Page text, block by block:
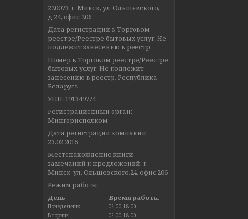
220073, г. Минск, ул. Ольшевского,
д.24, офис 206
Дата регистрации в Торговом
реестре/Реестре бытовых услуг: Не
подлежит занесению в реестр
Номер в Торговом реестре/Реестре
бытовых услуг: Не подлежит
занесению в реестр, Республика
Беларусь
УНП: 191349774
Регистрационный орган:
Мингорисполком
Дата регистрации компании:
23.02.2015
Местонахождение книги
замечаний и предложений: г.
Минск, ул. Ольшевского,24, офис 206
Режим работы:
День
Время работы
Понедельник
09:00-18:00
Вторник
09:00-18:00